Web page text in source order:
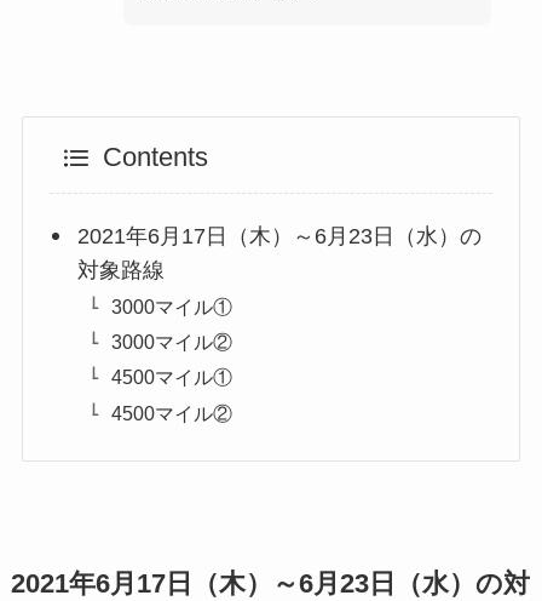
Contents
2021年6月17日（木）～6月23日（水）の
対象路線
3000マイル①
3000マイル②
4500マイル①
4500マイル②
2021年6月17日（木）～6月23日（水）の対